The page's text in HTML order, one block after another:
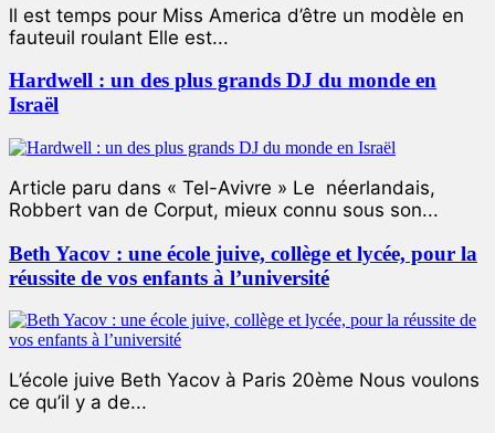
ll est temps pour Miss America d’être un modèle en
fauteuil roulant Elle est...
Hardwell : un des plus grands DJ du monde en
Israël
Article paru dans « Tel-Avivre » Le néerlandais,
Robbert van de Corput, mieux connu sous son...
Beth Yacov : une école juive, collège et lycée, pour la
réussite de vos enfants à l’université
L’école juive Beth Yacov à Paris 20ème Nous voulons
ce qu’il y a de...